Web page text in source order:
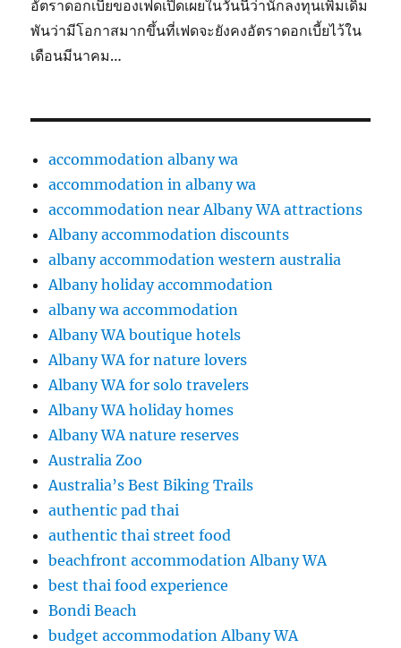
อัตราดอกเบี้ยของเฟดเปิดเผยในวันนี้ว่านักลงทุนเพิ่มเดิม
พันว่ามีโอกาสมากขึ้นที่เฟดจะยังคงอัตราดอกเบี้ยไว้ใน
เดือนมีนาคม…
accommodation albany wa
accommodation in albany wa
accommodation near Albany WA attractions
Albany accommodation discounts
albany accommodation western australia
Albany holiday accommodation
albany wa accommodation
Albany WA boutique hotels
Albany WA for nature lovers
Albany WA for solo travelers
Albany WA holiday homes
Albany WA nature reserves
Australia Zoo
Australia’s Best Biking Trails
authentic pad thai
authentic thai street food
beachfront accommodation Albany WA
best thai food experience
Bondi Beach
budget accommodation Albany WA